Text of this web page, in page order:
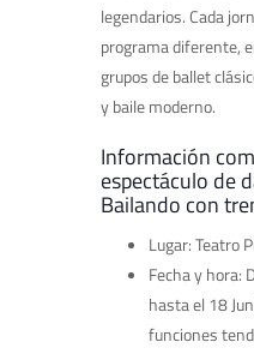
legendarios. Cada
programa diferente,
grupos de ballet
y baile moderno.
Información
espectáculo de
Bailando con
Lugar: Teatro
Fecha y hora:
hasta el 18
funciones